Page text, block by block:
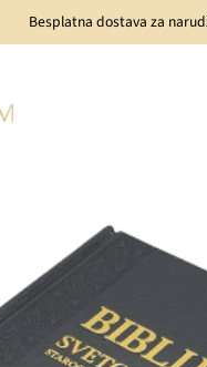
Besplatna dostava za